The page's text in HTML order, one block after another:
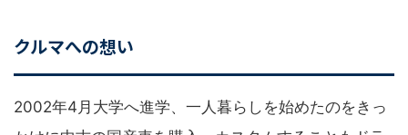
クルマへの想い
2002年4月大学へ進学、一人暮らしを始めたのをきっ